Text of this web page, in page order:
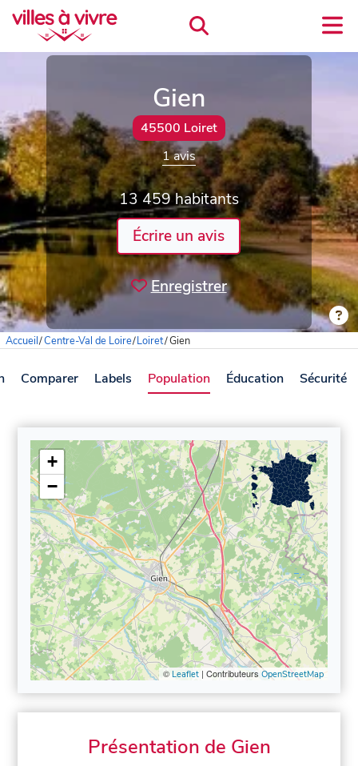
Gien
45500 Loiret
1 avis
13 459 habitants
Écrire un avis
Enregistrer
Accueil/Centre-Val de Loire/Loiret/Gien
Comparer Labels Population Éducation Sécurité
+
−
© Leaflet| Contributeurs OpenStreetMap
Présentation de Gien